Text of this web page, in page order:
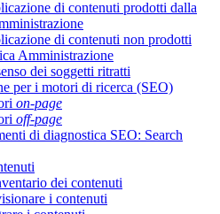
di contenuti prodotti dalla
di contenuti non prodotti
Amministrazione
dei soggetti ritratti
per i motori di ricerca (SEO)
on-page
off-page
di diagnostica SEO: Search
dei contenuti
i contenuti